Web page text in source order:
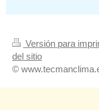
Versión para
del sitio
©